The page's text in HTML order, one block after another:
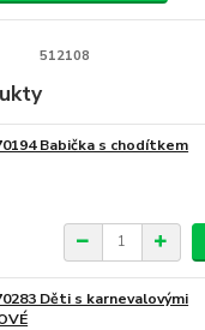
512108
Babička s chodítkem
Děti s karnevalovými